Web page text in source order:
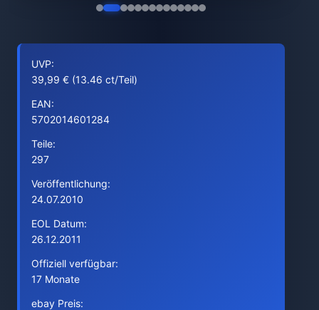
UVP:
39,99 € (13.46 ct/Teil)
EAN:
5702014601284
Teile:
297
Veröffentlichung:
24.07.2010
EOL Datum:
26.12.2011
Offiziell verfügbar:
17 Monate
ebay Preis: